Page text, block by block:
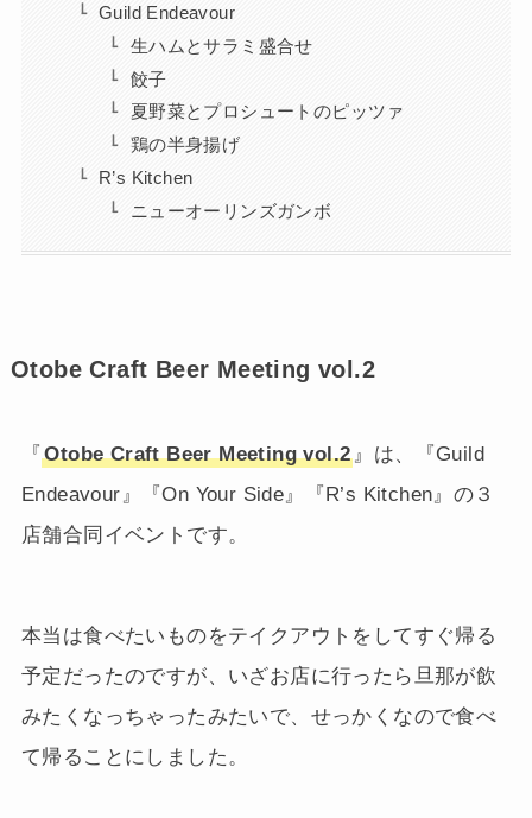
Guild Endeavour
生ハムとサラミ盛合せ
餃子
夏野菜とプロシュートのピッツァ
鶏の半身揚げ
R’s Kitchen
ニューオーリンズガンボ
Otobe Craft Beer Meeting vol.2
『Otobe Craft Beer Meeting vol.2 』は、『Guild
Endeavour』『On Your Side』『R’s Kitchen』の３
店舗合同イベントです。
本当は食べたいものをテイクアウトをしてすぐ帰る
予定だったのですが、いざお店に行ったら旦那が飲
みたくなっちゃったみたいで、せっかくなので食べ
て帰ることにしました。